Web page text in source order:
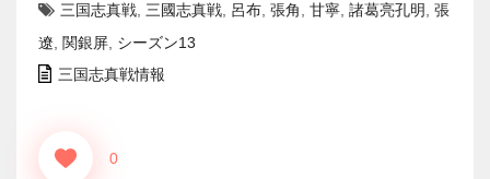
三国志真戦 三國志真戦 呂布 張角 甘寧 諸葛亮孔明
張
遼
関銀屏 シーズン13
三国志真戦情報
0